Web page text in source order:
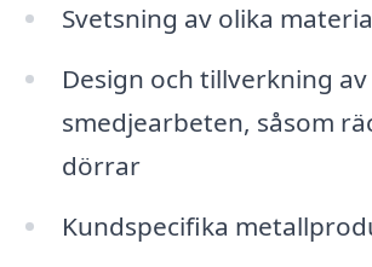
Svetsning av olika
Design och tillverkning av
smedjearbeten, såsom
dörrar
Kundspecifika